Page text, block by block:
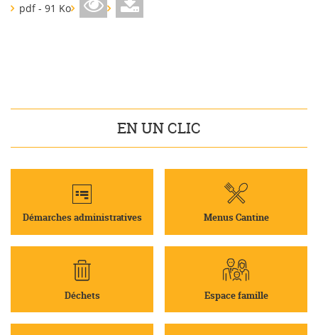
pdf - 91 Ko
EN UN CLIC
Démarches administratives Menus Cantine
Déchets Espace famille